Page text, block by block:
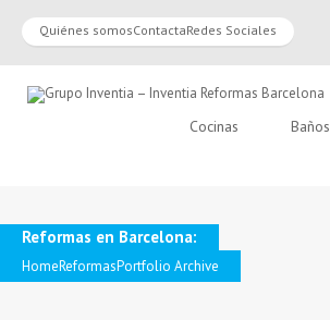
Quiénes somosContactaRedes Sociales
Cocinas Baños
Reformas en Barcelona:
HomeReformasPortfolio Archive